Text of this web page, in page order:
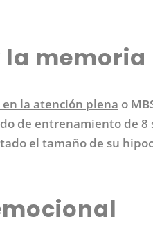
la memoria
la atención plena o
de entrenamiento de 8
el tamaño de su